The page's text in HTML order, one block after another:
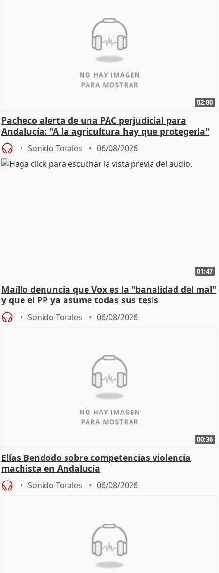
02:00
Pacheco alerta de una PAC perjudicial para
Andalucía: "A la agricultura hay que protegerla"
Sonido Totales 06/08/2026
01:47
Maíllo denuncia que Vox es la "banalidad del mal"
y que el PP ya asume todas sus tesis
Sonido Totales 06/08/2026
00:36
Elías Bendodo sobre competencias violencia
machista en Andalucía
Sonido Totales 06/08/2026